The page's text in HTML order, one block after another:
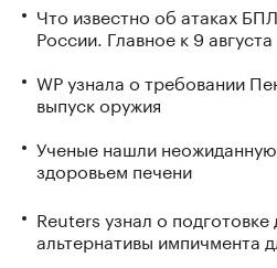
Что известно об атаках
России. Главное к 9 августа
WP узнала о требовании
выпуск оружия
Ученые нашли
здоровьем печени
Reuters узнал о
альтернативы импичмента